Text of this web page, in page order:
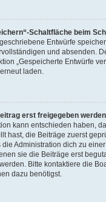
Schaltfläche beim
Entwürfe
und absenden.
„Gespeicherte Entwürfe
laden.
erst freigegeben
kann entschieden haben,
hast, die Beiträge zuerst
Administration dich zu
sie die Beiträge erst
Bitte kontaktiere die
dazu benötigst.